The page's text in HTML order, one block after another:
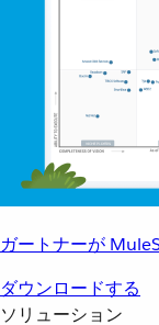
ガートナーが
ダウンロードする
ソリューション